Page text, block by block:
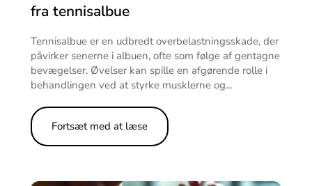
fra tennisalbue
Tennisalbue er en udbredt overbelastningsskade, der
påvirker senerne i albuen, ofte som følge af gentagne
bevægelser. Øvelser kan spille en afgørende rolle i
behandlingen ved at styrke musklerne og...
Fortsæt med at læse